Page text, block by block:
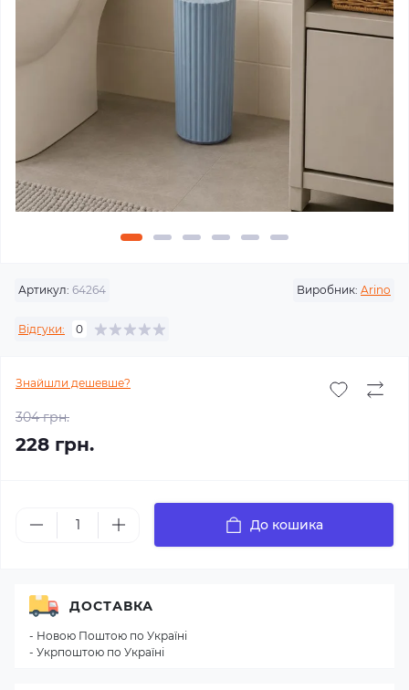
Артикул: 64264 Виробник: Arino
Відгуки: 0
Знайшли дешевше?
304 грн.
228 грн.
До кошика
ДОСТАВКА
- Новою Поштою по Україні
- Укрпоштою по Україні